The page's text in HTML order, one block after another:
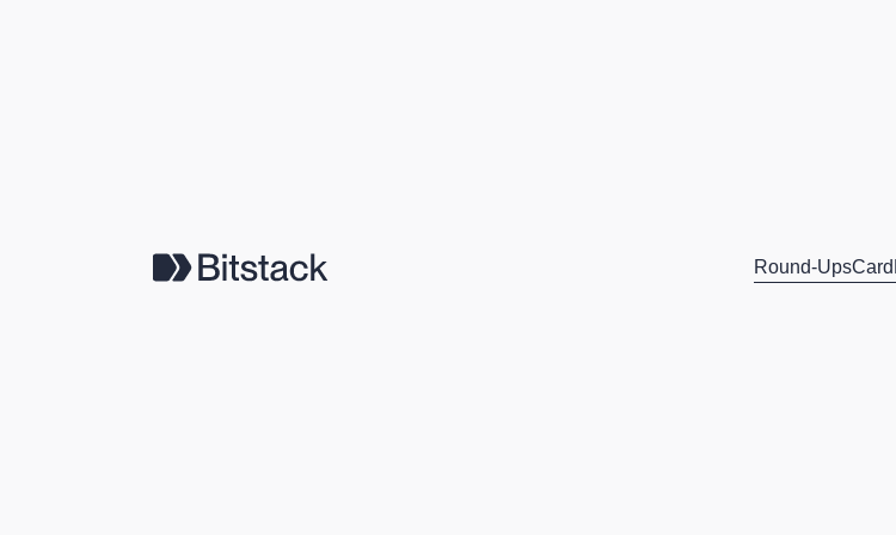
Round-UpsCard